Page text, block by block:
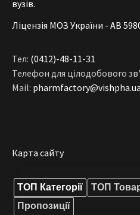
вузів.
Ліцензія МОЗ України - АВ
Тел: (0412)-48-11-31
Телефон для цілодобового
Mail: pharmfactory@vishpha.ua
Карта сайту
ТОП Категорії ТОП
Пропозиції